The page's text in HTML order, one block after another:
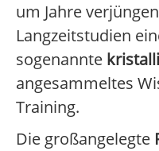
um Jahre
Langzeitstudien
sogenannte
angesammeltes
Training.
Die großangelegte